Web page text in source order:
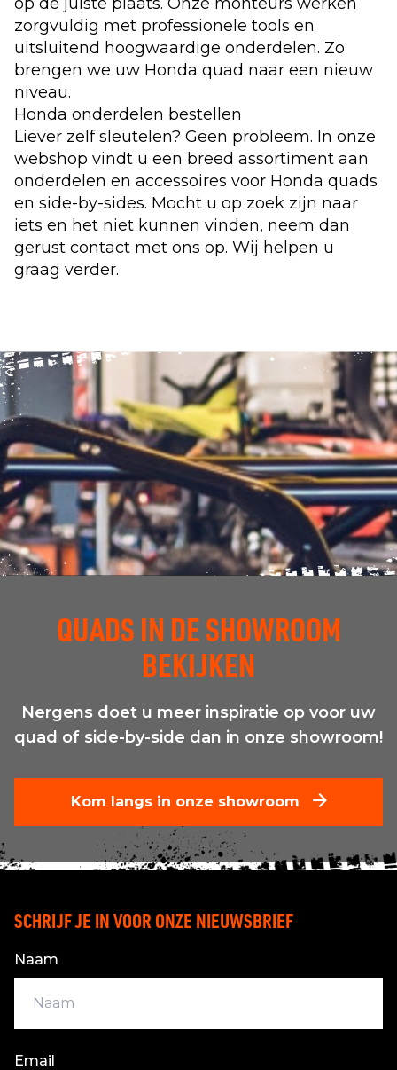
zorgvuldig met professionele tools en
uitsluitend hoogwaardige onderdelen. Zo
brengen we uw Honda quad naar een nieuw
niveau.
Honda onderdelen bestellen
Liever zelf sleutelen? Geen probleem. In onze
webshop vindt u een breed assortiment aan
onderdelen en accessoires voor Honda quads
en side-by-sides. Mocht u op zoek zijn naar
iets en het niet kunnen vinden, neem dan
gerust contact met ons op. Wij helpen u
graag verder.
QUADS IN DE SHOWROOM
BEKIJKEN
Nergens doet u meer inspiratie op voor uw
quad of side-by-side dan in onze showroom!
Kom langs in onze showroom
SCHRIJF JE IN VOOR ONZE NIEUWSBRIEF
Naam
Email